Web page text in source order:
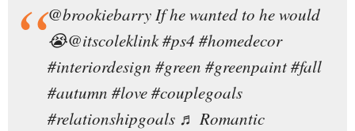
@brookiebarryIf he wanted to he would
😭@itscoleklink#ps4 #homedecor
#interiordesign #green #greenpaint#fall
#autumn #love#couplegoals
#relationshipgoals ♬ Romantic